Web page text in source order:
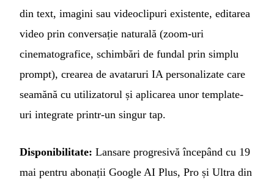
din text, imagini sau videoclipuri existente, editarea
video prin conversație naturală (zoom-uri
cinematografice, schimbări de fundal prin simplu
prompt), crearea de avataruri IA personalizate care
seamănă cu utilizatorul și aplicarea unor template-
uri integrate printr-un singur tap.
Disponibilitate: Lansare progresivă începând cu 19
mai pentru abonații Google AI Plus, Pro și Ultra din